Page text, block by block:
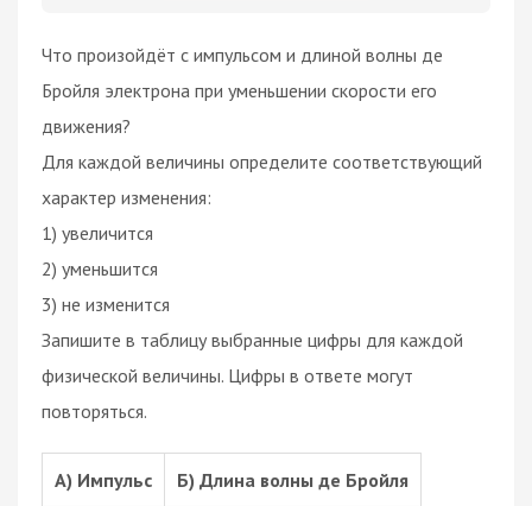
Что произойдёт с импульсом и длиной волны де
Бройля электрона при уменьшении скорости его
движения?
Для каждой величины определите соответствующий
характер изменения:
1) увеличится
2) уменьшится
3) не изменится
Запишите в таблицу выбранные цифры для каждой
физической величины. Цифры в ответе могут
повторяться.
А) Импульс Б) Длина волны де Бройля